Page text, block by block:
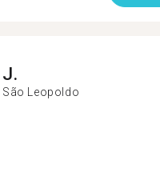
J.
São Leopoldo